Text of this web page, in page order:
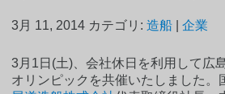
3月 11, 2014 カテゴリ:造船 |企業
3月1日(土)、会社休日を利用して広
オリンピックを共催いたしました。